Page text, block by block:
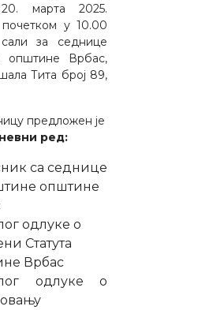
20. марта 2025.
у 10.00
за седнице
општине Врбас,
Тита број 89,
предложен је
ред:
са седнице
општине
одлуке о
Статута
Врбас
одлуке о